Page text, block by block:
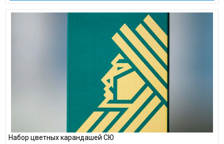
Набор цветных карандашей СЮ